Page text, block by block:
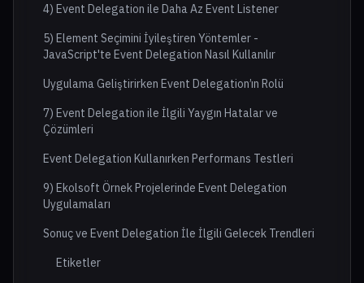
4) Event Delegation ile Daha Az Event Listener
5) Element Seçimini İyileştiren Yöntemler -
JavaScript'te Event Delegation Nasıl Kullanılır
Uygulama Geliştirirken Event Delegation’ın Rolü
7) Event Delegation ile İlgili Yaygın Hatalar ve
Çözümleri
Event Delegation Kullanırken Performans Testleri
9) Ekolsoft Örnek Projelerinde Event Delegation
Uygulamaları
Sonuç ve Event Delegation İle İlgili Gelecek Trendleri
Etiketler